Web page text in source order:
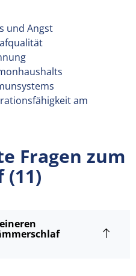
und Angst
am
Fragen zum
(11)